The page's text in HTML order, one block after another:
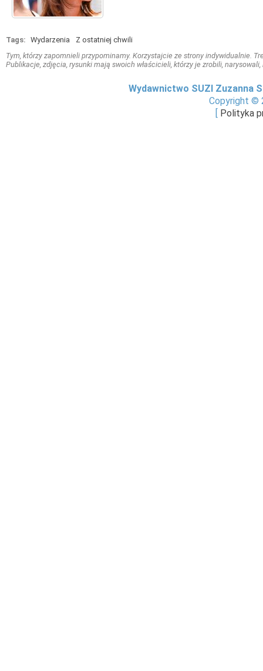
Tags: Wydarzenia
Z ostatniej chwili
Tym, którzy zapomnieli przypominamy. Korzystajcie ze strony indywidualnie.
Publikacje, zdjęcia, rysunki mają swoich właścicieli, którzy je zrobili,
Wydawnictwo SUZI Zuzanna
Copyright ©
[ Polityka